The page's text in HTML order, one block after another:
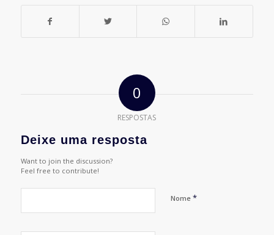
0
RESPOSTAS
Deixe uma resposta
Want to join the discussion?
Feel free to contribute!
Nome *